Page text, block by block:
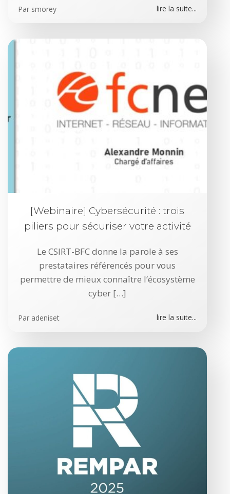
Par smorey lire la suite...
[Webinaire] Cybersécurité : trois
piliers pour sécuriser votre activité
Le CSIRT-BFC donne la parole à ses
prestataires référencés pour vous
permettre de mieux connaître l’écosystème
cyber […]
Par adeniset lire la suite...